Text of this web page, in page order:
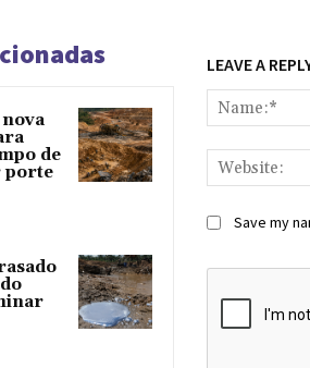
de
porte
LEAVE A
Save my